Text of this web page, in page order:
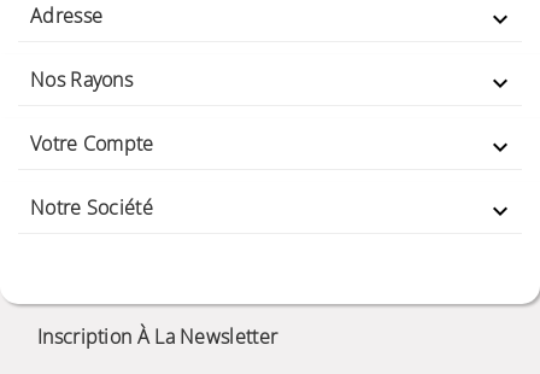
Adresse 
Nos Rayons 
Votre Compte 
Notre Société 
Inscription À La Newsletter